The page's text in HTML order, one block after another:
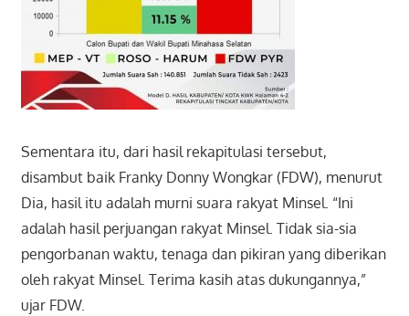
Sementara itu, dari hasil rekapitulasi tersebut,
disambut baik Franky Donny Wongkar (FDW), menurut
Dia, hasil itu adalah murni suara rakyat Minsel. “Ini
adalah hasil perjuangan rakyat Minsel. Tidak sia-sia
pengorbanan waktu, tenaga dan pikiran yang diberikan
oleh rakyat Minsel. Terima kasih atas dukungannya,”
ujar FDW.